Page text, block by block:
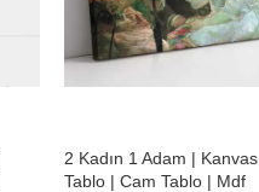
2 Kadın 1 Adam | Kanvas
Tablo | Cam Tablo | Mdf